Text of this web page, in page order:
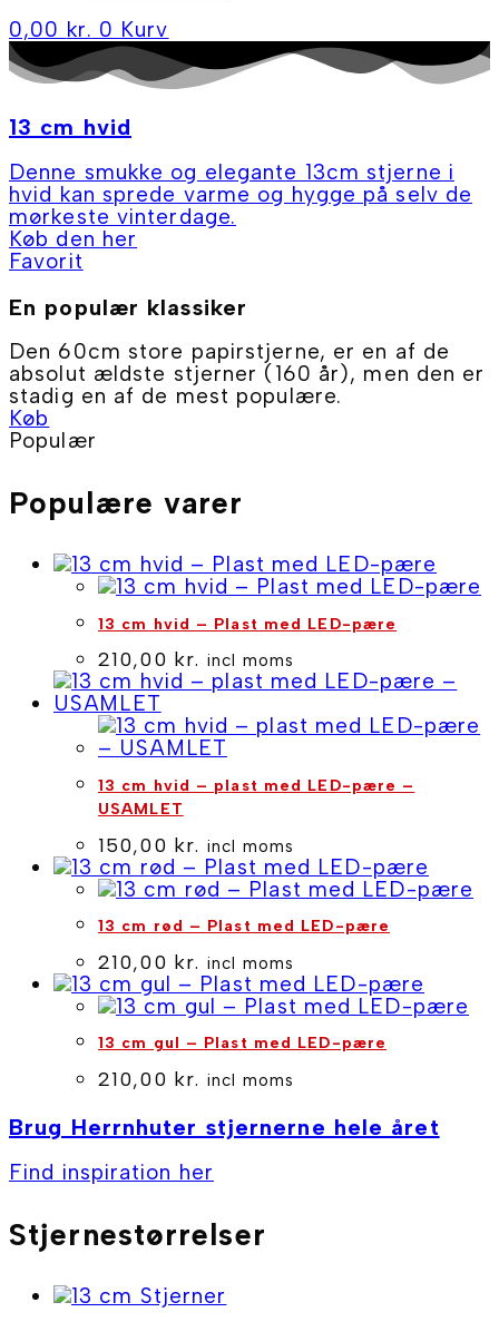
0,00 kr. 0 Kurv
13 cm hvid
Denne smukke og elegante 13cm stjerne i
hvid kan sprede varme og hygge på selv de
mørkeste vinterdage.
Køb den her
Favorit
En populær klassiker
Den 60cm store papirstjerne, er en af de
absolut ældste stjerner (160 år), men den er
stadig en af de mest populære.
Køb
Populær
Populære varer
13 cm hvid – Plast med LED-pære
210,00 kr. incl moms
13 cm hvid – plast med LED-pære –
USAMLET
150,00 kr. incl moms
13 cm rød – Plast med LED-pære
210,00 kr. incl moms
13 cm gul – Plast med LED-pære
210,00 kr. incl moms
Brug Herrnhuter stjernerne hele året
Find inspiration her
Stjernestørrelser